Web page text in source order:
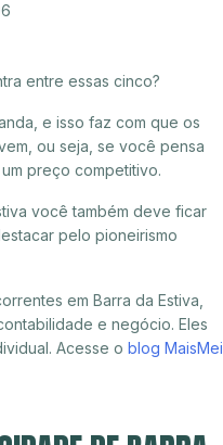
entre essas cinco?
e isso faz com que os
ou seja, se você pensa
preço competitivo.
você também deve ficar
pelo pioneirismo
em Barra da Estiva,
e negócio. Eles
Acesse o blog MaisMei